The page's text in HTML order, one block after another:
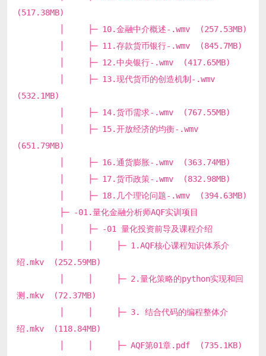
(517.38MB)
│ ├─ 10.金融中介概述-.wmv (257.53MB)
│ ├─ 11.存款货币银行-.wmv (845.7MB)
│ ├─ 12.中央银行-.wmv (417.65MB)
│ ├─ 13.现代货币的创造机制-.wmv
(532.1MB)
│ ├─ 14.货币需求-.wmv (767.55MB)
│ ├─ 15.开放经济的均衡-.wmv
(651.79MB)
│ ├─ 16.通货膨胀-.wmv (363.74MB)
│ ├─ 17.货币政策-.wmv (832.98MB)
│ ├─ 18.几个理论问题-.wmv (394.63MB)
├─ -01.量化金融分析师AQF实训项目
│ ├─ -01 量化投资前导及课程介绍
│ │ ├─ 1.AQF核心课程知识体系介
绍.mkv (252.59MB)
│ │ ├─ 2.量化策略的python实现和回
测.mkv (72.37MB)
│ │ ├─ 3. 结合代码的编程整体介
绍.mkv (118.84MB)
│ │ ├─ AQF第01章.pdf (735.1KB)